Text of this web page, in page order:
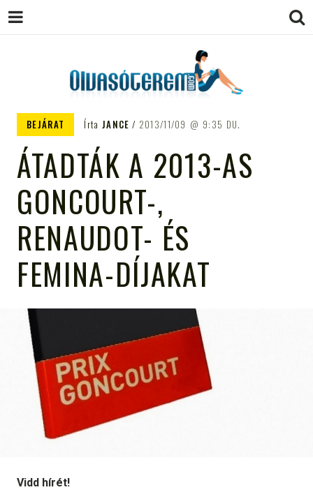
OLVASÓTEREM.COM – AZ
EGÉSZSÉGES OLVASÁS
TÁMOGATÓJA
BEJÁRAT Írta JANCE 2013/11/09 9:35 DU.
ÁTADTÁK A 2013-AS
GONCOURT-,
RENAUDOT- ÉS
FEMINA-DÍJAKAT
Vidd hírét!